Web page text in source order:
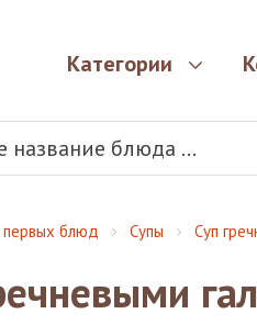
Категории
первых блюд Супы Суп